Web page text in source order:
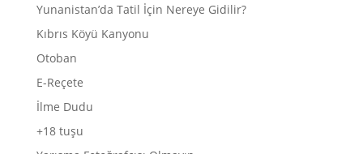
Yunanistan’da Tatil İçin Nereye Gidilir?
Kıbrıs Köyü Kanyonu
Otoban
E-Reçete
İlme Dudu
+18 tuşu